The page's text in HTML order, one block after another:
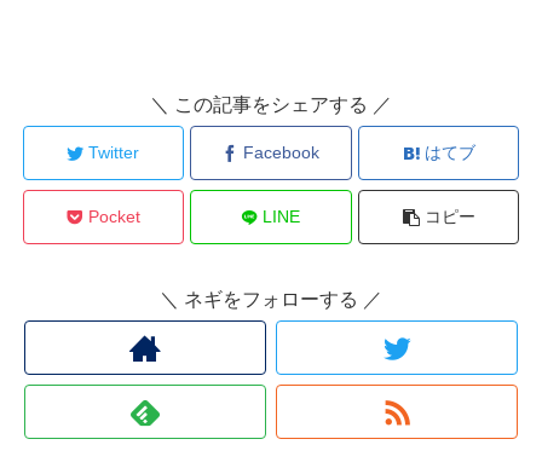
＼ この記事をシェアする ／
Twitter Facebook はてブ
Pocket LINE コピー
＼ ネギをフォローする ／